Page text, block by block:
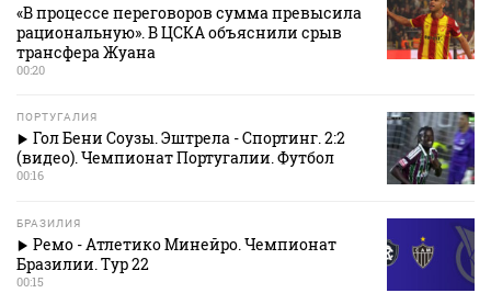
«В процессе переговоров сумма превысила
рациональную». В ЦСКА объяснили срыв
трансфера Жуана
00:20
ПОРТУГАЛИЯ
Гол Бени Соузы. Эштрела - Спортинг. 2:2
(видео). Чемпионат Португалии. Футбол
00:16
БРАЗИЛИЯ
Ремо - Атлетико Минейро. Чемпионат
Бразилии. Тур 22
00:15